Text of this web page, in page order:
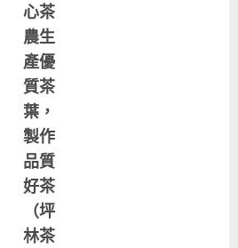
心茶
農生
產優
質茶
葉，
製作
品質
好茶
（坪
林茶